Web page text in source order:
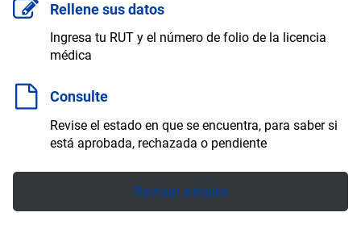
Rellene sus datos
Ingresa tu RUT y el número de folio de la licencia
médica
Consulte
Revise el estado en que se encuentra, para saber si
está aprobada, rechazada o pendiente
Revisar estado